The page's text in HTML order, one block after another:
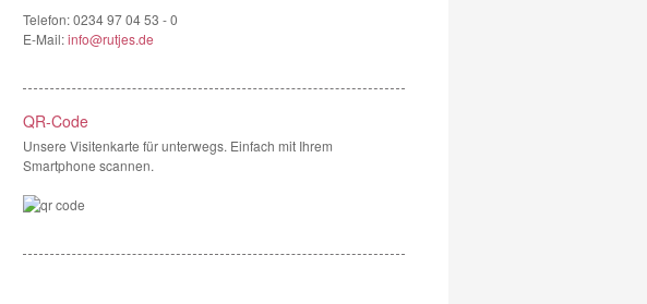
Telefon:0234 97 04 53 - 0
E-Mail:info@rutjes.de
QR-Code
Unsere Visitenkarte für unterwegs. Einfach mit Ihrem
Smartphone scannen.